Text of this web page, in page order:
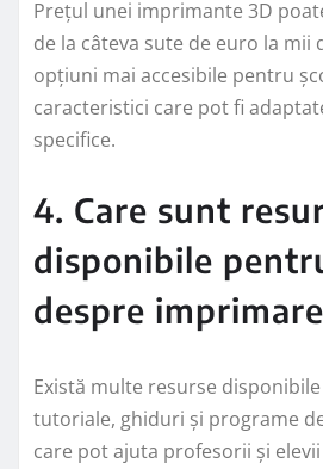
Prețul unei imprimante 3D
de la câteva sute de euro la mii
opțiuni mai accesibile pentru
caracteristici care pot fi
specifice.
4. Care sunt
disponibile
despre
Există multe resurse
tutoriale, ghiduri și programe
care pot ajuta profesorii și